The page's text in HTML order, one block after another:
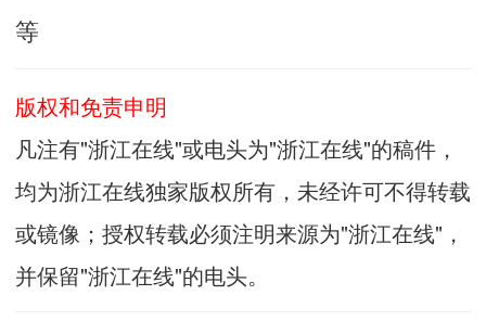
等
版权和免责申明
凡注有"浙江在线"或电头为"浙江在线"的稿件，
均为浙江在线独家版权所有，未经许可不得转载
或镜像；授权转载必须注明来源为"浙江在线"，
并保留"浙江在线"的电头。